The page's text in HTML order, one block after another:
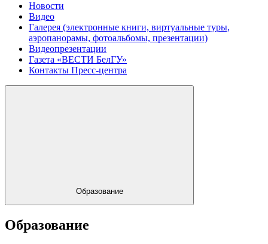
Новости
Видео
Галерея (электронные книги, виртуальные туры,
аэропанорамы, фотоальбомы, презентации)
Видеопрезентации
Газета «ВЕСТИ БелГУ»
Контакты Пресс-центра
Образование
Образование